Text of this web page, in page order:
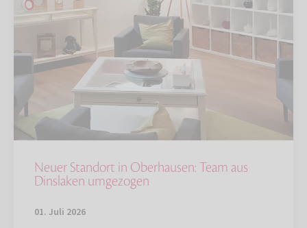
Neuer Standort in Oberhausen: Team aus
Dinslaken umgezogen
01. Juli 2026